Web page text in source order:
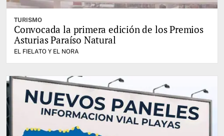
TURISMO
Convocada la primera edición de los Premios
Asturias Paraíso Natural
EL FIELATO Y EL NORA